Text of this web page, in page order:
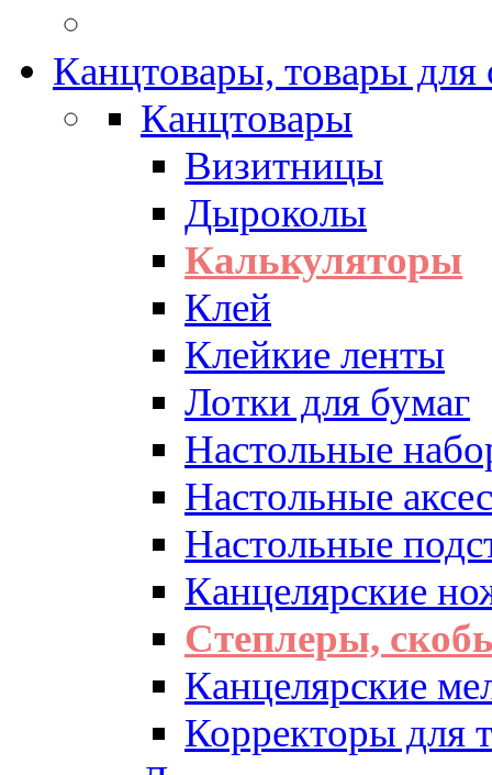
Канцтовары, товары для
Канцтовары
Визитницы
Дыроколы
Калькуляторы
Клей
Клейкие ленты
Лотки для бумаг
Настольные
Настольные
Настольные
Канцелярские
Степлеры,
Канцелярские
Корректоры для